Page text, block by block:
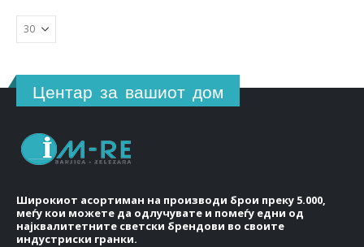
Центар за вашиот дом
Широкиот асортиман на производи брои преку 5.000,
меѓу кои можете да одлучувате и помеѓу едни од
најквалитетните светски брендови во своите
индустриски гранки.